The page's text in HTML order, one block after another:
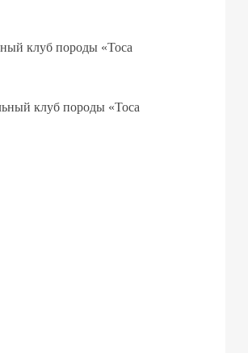
клуб породы «Тоса
клуб породы «Тоса